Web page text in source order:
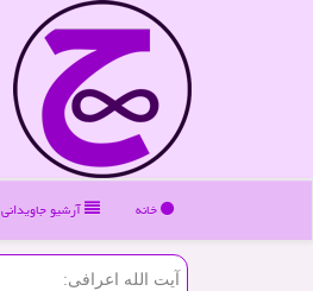
خانه آرشیو جاویدانی
آیت الله اعرافی: